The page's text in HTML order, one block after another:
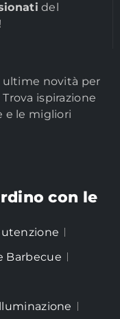
del
ultime novità per
ispirazione
e le migliori
con le
Barbecue